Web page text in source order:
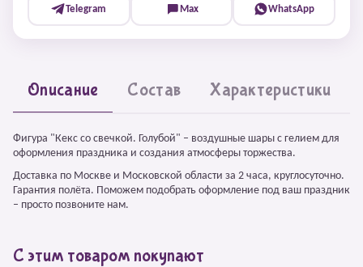
Telegram Max WhatsApp
Описание Состав Характеристики
Фигура "Кекс со свечкой. Голубой" – воздушные шары с гелием для
оформления праздника и создания атмосферы торжества.
Доставка по Москве и Московской области за 2 часа, круглосуточно.
Гарантия полёта. Поможем подобрать оформление под ваш праздник
– просто позвоните нам.
С этим товаром покупают